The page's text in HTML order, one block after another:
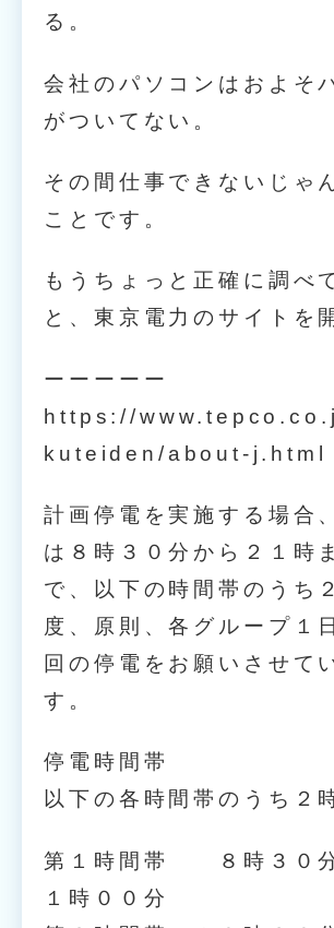
る。
会社のパソコンはおよそ
がついてない。
その間仕事できないじゃ
ことです。
もうちょっと正確に調べ
と、東京電力のサイトを
ーーーーー
https://
kuteiden/about-j.html
計画停電を実施する場合
は８時３０分から２１時
で、以下の時間帯のうち
度、原則、各グループ１
回の停電をお願いさせて
す。
停電時間帯
以下の各時間帯のうち２
第１時間帯 ８時３０
１時００分